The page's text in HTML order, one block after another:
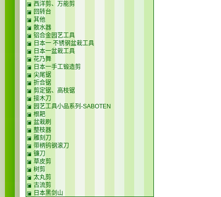
西洋剪、万能剪
回转台
其他
散水器
铝合金园艺工具
日本一 不锈钢盆栽工具
日本一盆栽工具
花乃舞
日本一手工锻造剪
尖尾锯
折合锯
剪定锯、高枝锯
接木刀
园艺工具小品系列-SABOTEN
根耙
盆栽刷
整枝器
雕刻刀
带柄钨钢滚刀
镰刀
草皮剪
树剪
太丸剪
古流剪
日本黑剑山